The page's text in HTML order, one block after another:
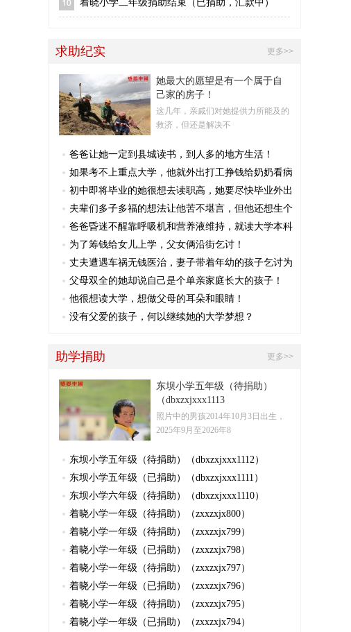
着晓小学二年级捐助结束（已捐助，汇款中）
更多>>
求助纪实
她最大的愿望是有一个属于自
己家的房子！
这几年，亲戚们对她提供力所能及的
救济，但还是解决不
爸爸让她一定到县城读书，到人多的地方生活！
如果考不上重点大学，他就外出打工挣钱给奶奶看病
初中即将毕业的她很想去读职高，她要尽快毕业外出
夫辈们多子多福的想法让他苦不堪言，但他还想生个
爸爸昏迷不醒靠呼吸机和营养液维持，就读大学本科
为了筹钱给女儿上学，父女俩沿街乞讨！
丈夫遭遇车祸无钱医治，妻子带着年幼的孩子乞讨为
父母双全的她却说自己是个单亲家庭长大的孩子！
他很想读大学，想做父母的耳朵和眼睛！
没有父爱的孩子，何以继续她的大学梦想？
更多>>
助学捐助
东坝小学五年级（待捐助）
（dbxzxjxxx1113
照片中的男孩2014年10月3日出生，
2025年9月至2026年8
东坝小学五年级（待捐助）（dbxzxjxxx1112）
东坝小学五年级（已捐助）（dbxzxjxxx1111）
东坝小学六年级（待捐助）（dbxzxjxxx1110）
着晓小学一年级（待捐助）（zxxzxjx800）
着晓小学一年级（待捐助）（zxxzxjx799）
着晓小学一年级（已捐助）（zxxzxjx798）
着晓小学一年级（待捐助）（zxxzxjx797）
着晓小学一年级（已捐助）（zxxzxjx796）
着晓小学一年级（待捐助）（zxxzxjx795）
着晓小学一年级（已捐助）（zxxzxjx794）